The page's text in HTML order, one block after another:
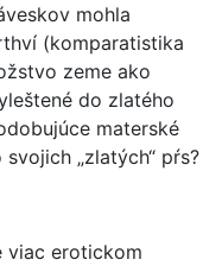
mohla
(komparatistika
zeme ako
do zlatého
materské
„zlatých“ pŕs?
viac erotickom